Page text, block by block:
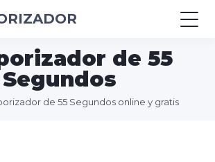
de 55
Segundos
de 55 Segundos online y gratis